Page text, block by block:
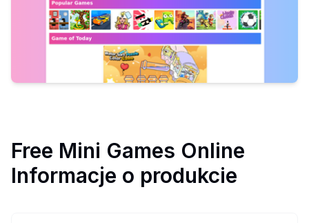
Free Mini Games Online
Informacje o produkcie